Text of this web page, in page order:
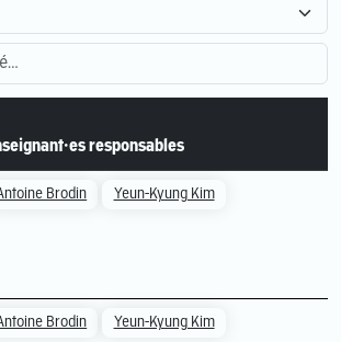
responsables
Brodin Yeun-Kyung Kim
Brodin Yeun-Kyung Kim